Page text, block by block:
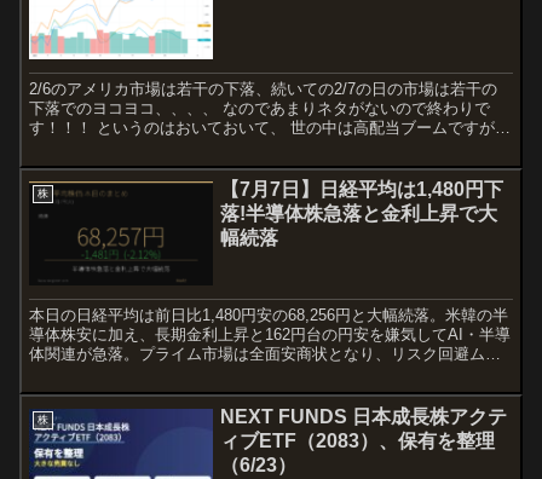
2/6のアメリカ市場は若干の下落、続いての2/7の日の市場は若干の
下落でのヨコヨコ、、、、 なのであまりネタがないので終わりで
す！！！ というのはおいておいて、 世の中は高配当ブームですが、
株
【7月7日】日経平均は1,480円下
落!半導体株急落と金利上昇で大
幅続落
本日の日経平均は前日比1,480円安の68,256円と大幅続落。米韓の半
導体株安に加え、長期金利上昇と162円台の円安を嫌気してAI・半導
体関連が急落。プライム市場は全面安商状となり、リスク回避ムー
株
NEXT FUNDS 日本成長株アクテ
ィブETF（2083）、保有を整理
（6/23）